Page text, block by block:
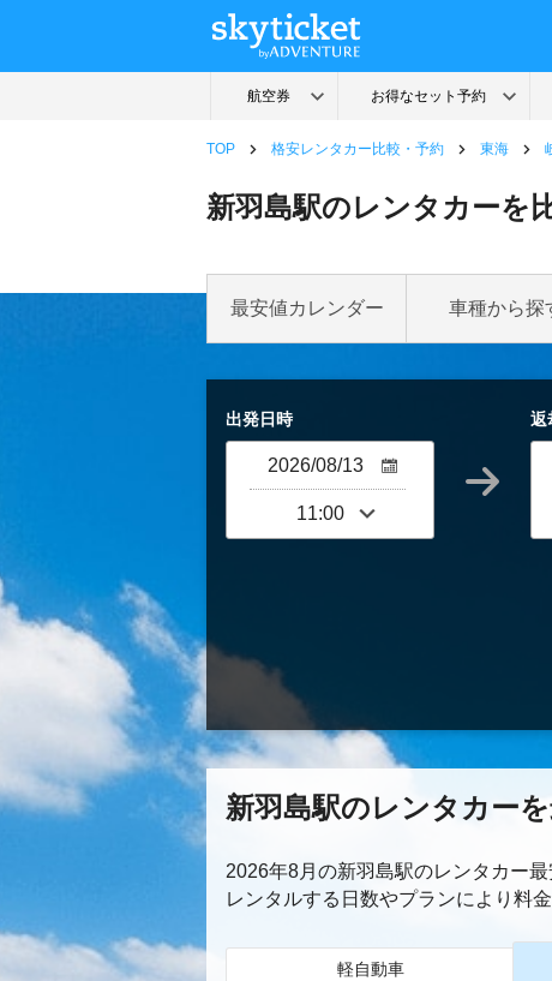
TOP 格安レンタカー比較・予約 東海
新羽島駅のレンタカーを
最安値カレンダー 車種から探
出発日時 返
新羽島駅のレンタカー
2026年8月の新羽島駅のレンタカー最
レンタルする日数やプランにより料
軽自動車